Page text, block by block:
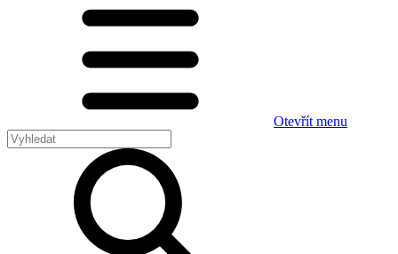
Otevřít menu